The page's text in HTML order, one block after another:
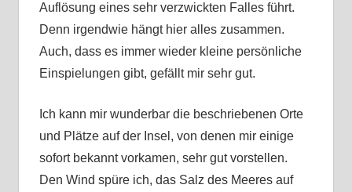
Auflösung eines sehr verzwickten Falles führt.
Denn irgendwie hängt hier alles zusammen.
Auch, dass es immer wieder kleine persönliche
Einspielungen gibt, gefällt mir sehr gut.
Ich kann mir wunderbar die beschriebenen Orte
und Plätze auf der Insel, von denen mir einige
sofort bekannt vorkamen, sehr gut vorstellen.
Den Wind spüre ich, das Salz des Meeres auf